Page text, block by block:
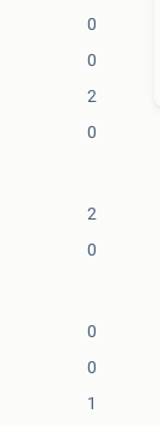
0
0
2
0
2
0
0
0
1